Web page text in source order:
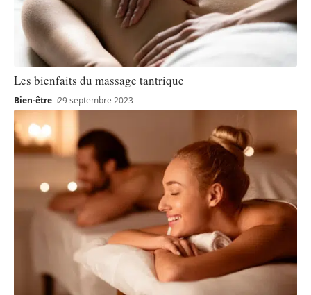
Les bienfaits du massage tantrique
Bien-être 29 septembre 2023